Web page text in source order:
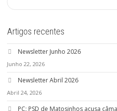
Artigos recentes
Newsletter Junho 2026
Junho 22, 2026
Newsletter Abril 2026
Abril 24, 2026
PC: PSD de Matosinhos acusa